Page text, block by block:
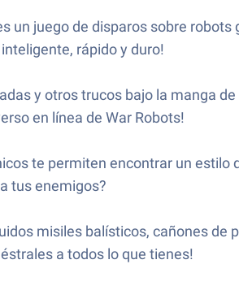
un juego de disparos sobre
rápido y duro!
y otros trucos bajo la manga de
en línea de War Robots!
te permiten encontrar un
tus enemigos?
misiles balísticos, cañones
a todos lo que tienes!